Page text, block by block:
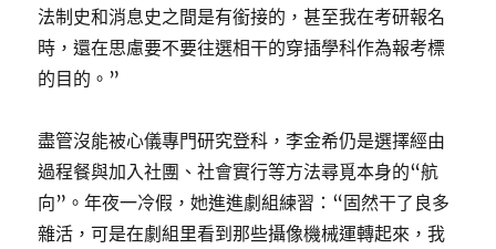
法制史和消息史之間是有銜接的，甚至我在考研報名
時，還在思慮要不要往選相干的穿插學科作為報考標
的目的。”
盡管沒能被心儀專門研究登科，李金希仍是選擇經由
過程餐與加入社團、社會實行等方法尋覓本身的“航
向”。年夜一冷假，她進進劇組練習：“固然干了良多
雜活，可是在劇組里看到那些攝像機械運轉起來，我